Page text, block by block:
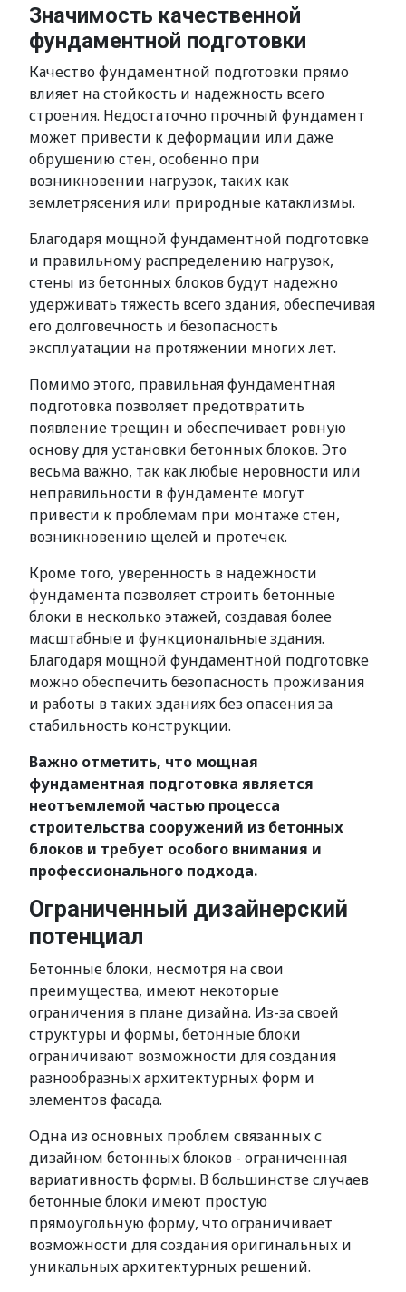
Значимость качественной
фундаментной подготовки
Качество фундаментной подготовки прямо
влияет на стойкость и надежность всего
строения. Недостаточно прочный фундамент
может привести к деформации или даже
обрушению стен, особенно при
возникновении нагрузок, таких как
землетрясения или природные катаклизмы.
Благодаря мощной фундаментной подготовке
и правильному распределению нагрузок,
стены из бетонных блоков будут надежно
удерживать тяжесть всего здания, обеспечивая
его долговечность и безопасность
эксплуатации на протяжении многих лет.
Помимо этого, правильная фундаментная
подготовка позволяет предотвратить
появление трещин и обеспечивает ровную
основу для установки бетонных блоков. Это
весьма важно, так как любые неровности или
неправильности в фундаменте могут
привести к проблемам при монтаже стен,
возникновению щелей и протечек.
Кроме того, уверенность в надежности
фундамента позволяет строить бетонные
блоки в несколько этажей, создавая более
масштабные и функциональные здания.
Благодаря мощной фундаментной подготовке
можно обеспечить безопасность проживания
и работы в таких зданиях без опасения за
стабильность конструкции.
Важно отметить, что мощная
фундаментная подготовка является
неотъемлемой частью процесса
строительства сооружений из бетонных
блоков и требует особого внимания и
профессионального подхода.
Ограниченный дизайнерский
потенциал
Бетонные блоки, несмотря на свои
преимущества, имеют некоторые
ограничения в плане дизайна. Из-за своей
структуры и формы, бетонные блоки
ограничивают возможности для создания
разнообразных архитектурных форм и
элементов фасада.
Одна из основных проблем связанных с
дизайном бетонных блоков - ограниченная
вариативность формы. В большинстве случаев
бетонные блоки имеют простую
прямоугольную форму, что ограничивает
возможности для создания оригинальных и
уникальных архитектурных решений.